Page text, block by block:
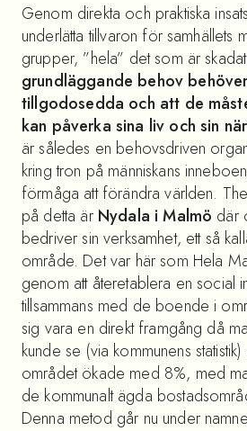
Genom direkta och praktiska
underlätta tillvaron för samhällets
grupper, ”hela” det som är
grundläggande behov
tillgodosedda och att de
kan påverka sina liv och sin
är således en behovsdriven
kring tron på människans
förmåga att förändra världen.
på detta är Nydala i Malmö där
bedriver sin verksamhet, ett så
område. Det var här som Hela
genom att återetablera en social
tillsammans med de boende i
sig vara en direkt framgång då
kunde se (via kommunens
området ökade med 8%, med
de kommunalt ägda
Denna metod går nu under